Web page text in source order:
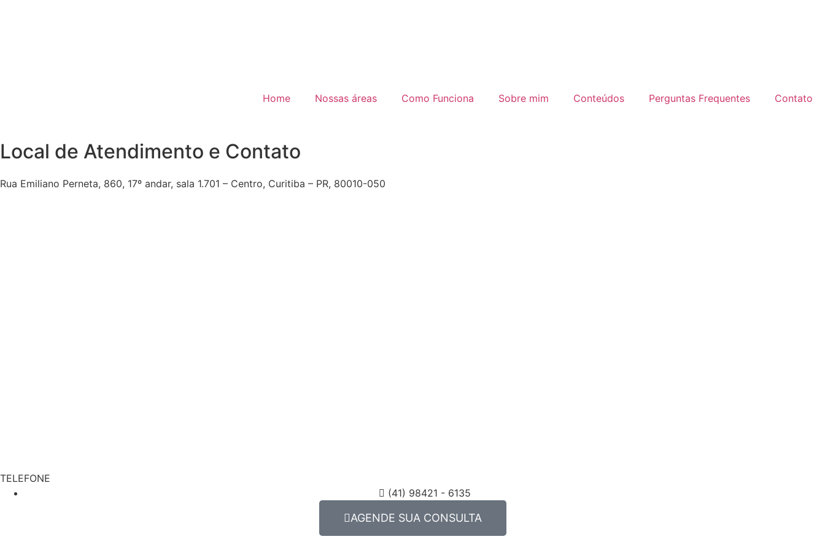
Home Nossas áreas Como Funciona Sobre mim Conteúdos Perguntas Frequentes Contato
Local de Atendimento e Contato
Rua Emiliano Perneta, 860, 17º andar, sala 1.701 – Centro, Curitiba – PR, 80010-050
TELEFONE
(41) 98421 - 6135
AGENDE SUA CONSULTA